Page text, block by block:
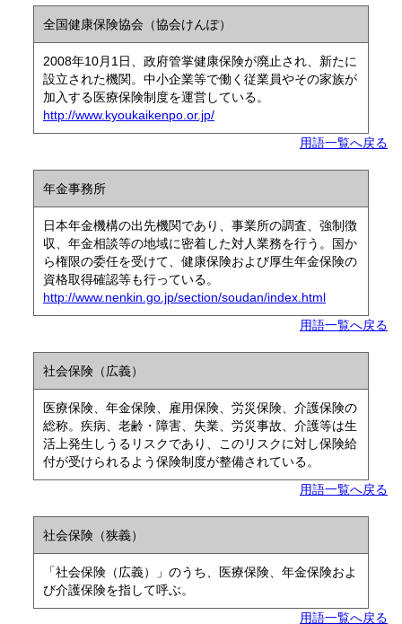
全国健康保険協会（協会けんぽ）
2008年10月1日、政府管掌健康保険が廃止され、新たに
設立された機関。中小企業等で働く従業員やその家族が
加入する医療保険制度を運営している。
http://www.kyoukaikenpo.or.jp/
用語一覧へ戻る
年金事務所
日本年金機構の出先機関であり、事業所の調査、強制徴
収、年金相談等の地域に密着した対人業務を行う。国か
ら権限の委任を受けて、健康保険および厚生年金保険の
資格取得確認等も行っている。
http://www.nenkin.go.jp/section/soudan/index.html
用語一覧へ戻る
社会保険（広義）
医療保険、年金保険、雇用保険、労災保険、介護保険の
総称。疾病、老齢・障害、失業、労災事故、介護等は生
活上発生しうるリスクであり、このリスクに対し保険給
付が受けられるよう保険制度が整備されている。
用語一覧へ戻る
社会保険（狭義）
「社会保険（広義）」のうち、医療保険、年金保険およ
び介護保険を指して呼ぶ。
用語一覧へ戻る